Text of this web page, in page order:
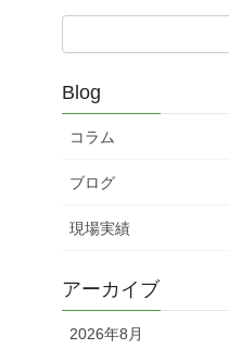
Blog
コラム
ブログ
現場実績
アーカイブ
2026年8月